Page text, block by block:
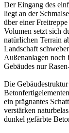
Der Eingang des
liegt an der
über einer
Volumen setzt sich
natürlichen Terrain
Landschaft
Außenanlagen noch
Gebäudes nur
Die
ein prägnantes
verstärken
dunkel gefärbte